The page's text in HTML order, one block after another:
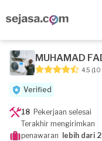
MUHAMAD
4.5 (10
Verified
18 Pekerjaan selesai
Terakhir mengirimkan
penawaran
lebih dari